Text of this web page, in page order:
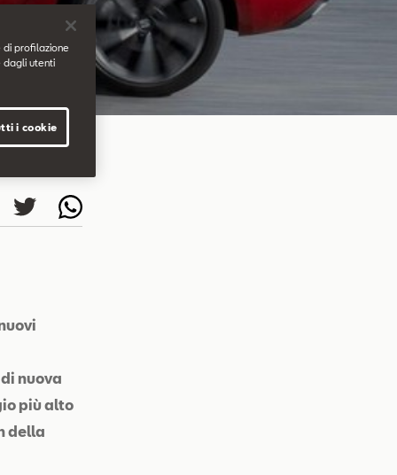
nuova
più alto
della
di profilazione
dagli utenti
i cookie